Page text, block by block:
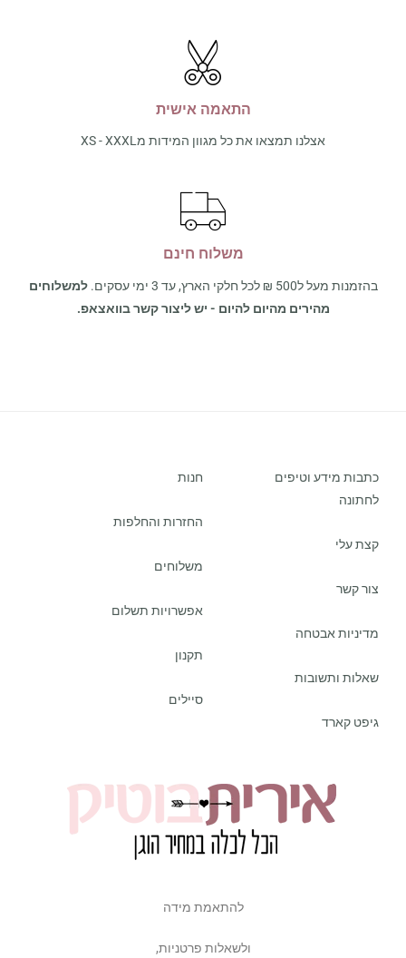
התאמה אישית
אצלנו תמצאו את כל מגוון המידות מXS - XXXL
משלוח חינם
בהזמנות מעל ל500 ₪ לכל חלקי הארץ, עד 3 ימי עסקים.
למשלוחים
מהירים מהיום להיום - יש ליצור קשר בוואצאפ.
כתבות מידע וטיפים
לחתונה
קצת עלי
צור קשר
מדיניות אבטחה
שאלות ותשובות
גיפט קארד
חנות
החזרות והחלפות
משלוחים
אפשרויות תשלום
תקנון
סיילים
להתאמת מידה
ולשאלות פרטניות,